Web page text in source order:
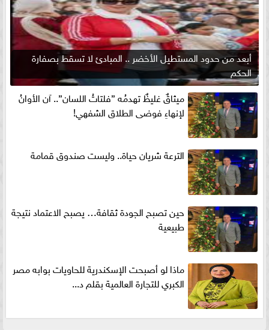
أبعد من حدود المستطيل الأخضر .. المبادئ لا تسقط بصفارة
الحكم
ميثاقٌ غليظٌ تهدمُه ”فلتاتُ اللسان”.. آن الأوانُ
لإنهاءِ فوضى الطلاق الشفهي!
الترعة شريان حياة.. وليست صندوق قمامة
حين تصبح الجودة ثقافة… يصبح الاعتماد نتيجة
طبيعية
ماذا لو أصبحت الإسكندرية للحاويات بوابه مصر
الكبري للتجارة العالمية بقلم د...